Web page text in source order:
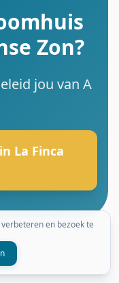
en bezoek te
Zon?
jou van A
La Finca